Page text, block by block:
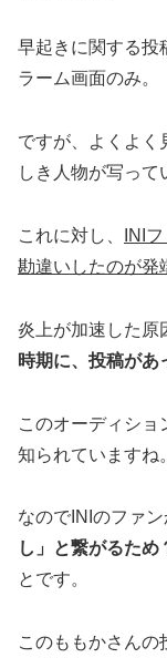
早起きに関する投
ラーム画面のみ。
ですが、よくよく
しき人物が写って
これに対し、
INI
勘違いしたのが発
炎上が加速した原
時期に、投稿があ
このオーディショ
知られていますね。
なのでINIのファ
し」と繋がるため
とです。
このももかさんの